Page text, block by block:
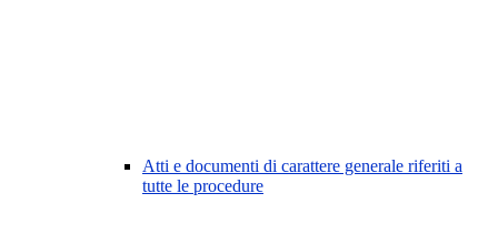
Atti e documenti di carattere generale riferiti a
tutte le procedure